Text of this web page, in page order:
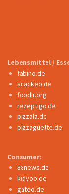
Lebensmittel /
fabino.de
snackeo.de
foodir.org
rezeptigo.de
pizzala.de
pizzaguette.de
Consumer:
88news.de
kidyoo.de
gateo.de